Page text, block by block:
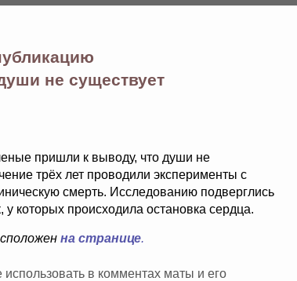
не существует
пришли к выводу, что души не
трёх лет проводили эксперименты с
смерть. Исследованию подверглись
у которых происходила остановка сердца.
на странице.
в комментах маты и его